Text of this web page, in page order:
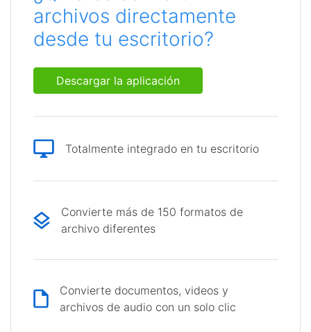
archivos directamente
desde tu escritorio?
Descargar la aplicación
Totalmente integrado en tu escritorio
Convierte más de 150 formatos de
archivo diferentes
Convierte documentos, videos y
archivos de audio con un solo clic